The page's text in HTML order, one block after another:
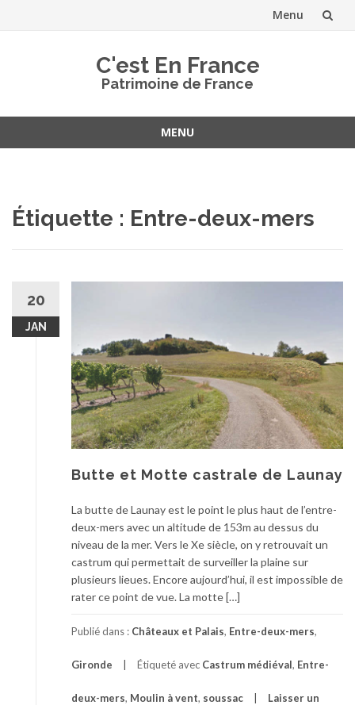
Menu
C'est En France
Patrimoine de France
MENU
Étiquette : Entre-deux-mers
20
JAN
Butte et Motte castrale de Launay
La butte de Launay est le point le plus haut de l’entre-
deux-mers avec un altitude de 153m au dessus du
niveau de la mer. Vers le Xe siècle, on y retrouvait un
castrum qui permettait de surveiller la plaine sur
plusieurs lieues. Encore aujourd’hui, il est impossible de
rater ce point de vue. La motte […]
Publié dans : Châteaux et Palais, Entre-deux-mers,
Gironde Étiqueté avec Castrum médiéval, Entre-
deux-mers, Moulin à vent, soussac Laisser un